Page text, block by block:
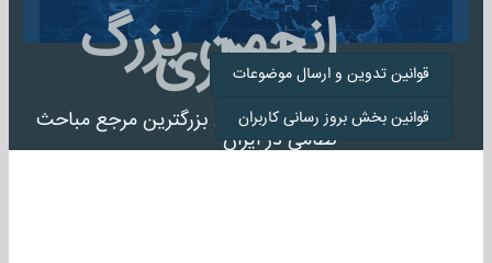
انجمن بزرگ
میلیتاری
انجمن میلیتاری بزرگترین مرجع مباحث
نظامی در ایران
قوانین تدوین و ارسال موضوعات
قوانین بخش بروز رسانی کاربران